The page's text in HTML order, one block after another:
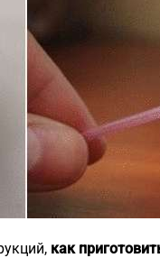
как